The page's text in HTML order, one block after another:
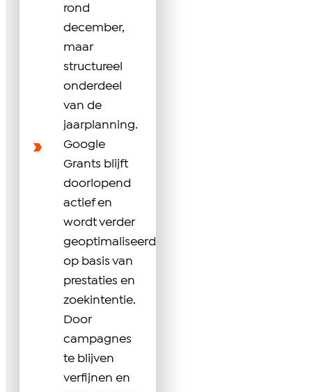
rond
december,
maar
structureel
onderdeel
van de
jaarplanning.
Google
Grants blijft
doorlopend
actief en
wordt verder
geoptimaliseerd
op basis van
prestaties en
zoekintentie.
Door
campagnes
te blijven
verfijnen en